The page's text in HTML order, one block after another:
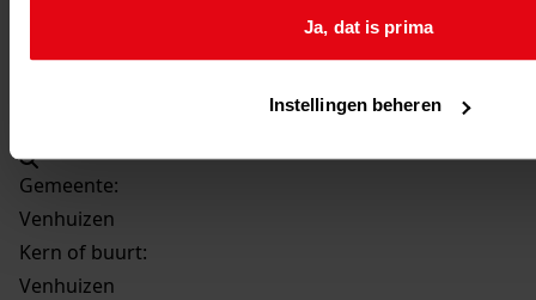
Ja, dat is prima
Instellingen beheren
Perceel:
Gemeente:
Venhuizen
Kern of buurt:
Venhuizen